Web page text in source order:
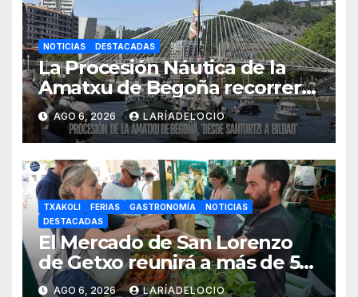
NOTICIAS DESTACADAS
La Procesión Náutica de la
Amatxu de Begoña recorrerá
la ría el 14 de agosto con siete
embarcaciones
AGO 6, 2026 LARÍADELOCIO
TXAKOLI FERIAS GASTRONOMÍA
NOTICIAS
DESTACADAS
El Mercado de San Lorenzo
de Getxo reunirá a más de 50
productores del País Vasco
AGO 6, 2026 LARÍADELOCIO